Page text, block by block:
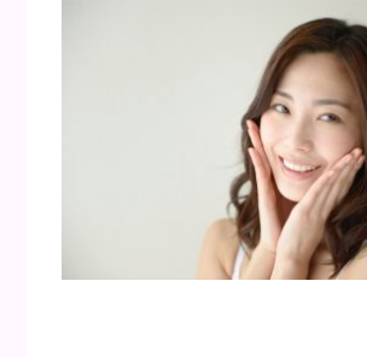
プライバシーポリシー